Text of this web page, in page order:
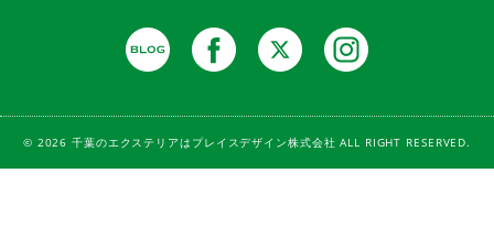
© 2026 千葉のエクステリアはプレイスデザイン株式会社 ALL RIGHT RESERVED.